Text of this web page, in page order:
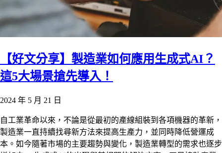
【好文分享】製造業如何應用生成式AI？
這5大場景搶先導入！
2024 年 5 月 21 日
自工業革命以來，不論是從最初的產線組裝到各項機器的革新，
製造業一直持續找尋新方法來提高生產力，並同時降低營運成
本。如今隨著市場的主要趨勢與變化，製造業轉型的需求也逐步